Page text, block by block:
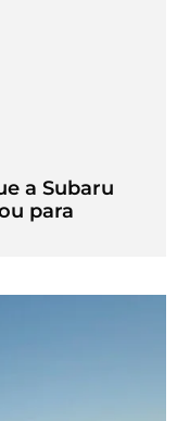
a Subaru
para